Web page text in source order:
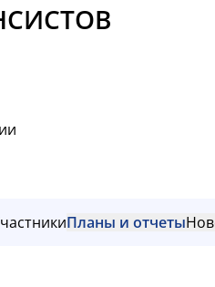
Планы и отчеты